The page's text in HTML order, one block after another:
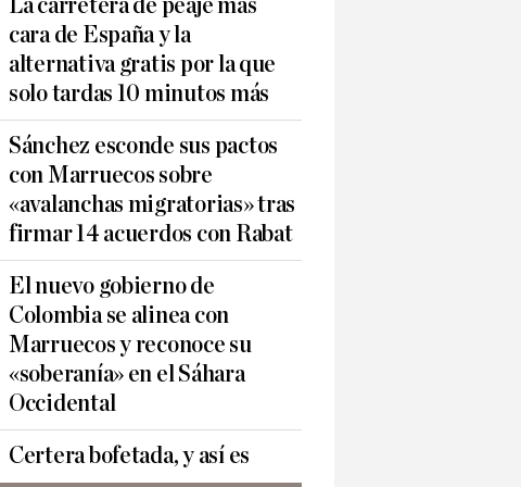
La carretera de peaje más
cara de España y la
alternativa gratis por la que
solo tardas 10 minutos más
Sánchez esconde sus pactos
con Marruecos sobre
«avalanchas migratorias» tras
firmar 14 acuerdos con Rabat
El nuevo gobierno de
Colombia se alinea con
Marruecos y reconoce su
«soberanía» en el Sáhara
Occidental
Certera bofetada, y así es